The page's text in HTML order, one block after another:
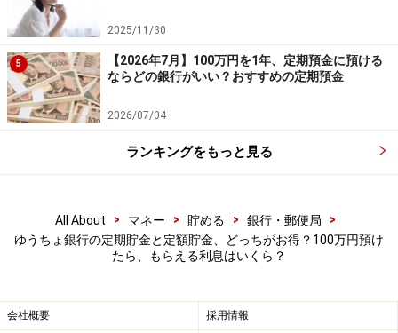
ます。以下の利息額は、全て税引後（受け取り金額）と
なっています。
【定期貯金】
・3年：金利0.35％・半年複利……約8404円
・5年：金利0.4％・半年複利……約1万6081円
・3年：金利0.32％・半年複利……約7681円
・5年：金利0.32％・半年複利……約1万2842円
2025/11/30
5
【2026年7月】100万円を1年、定期預金に預ける
ならどの銀行がいい？おすすめの定期預金
2026/07/04
ランキングをもっと見る
All About > マネー > 貯める > 銀行・郵便局
>
ゆうちょ銀行の定期貯金と定額貯金、どっちがお得？100万円預け
たら、もらえる利息はいくら？
会社概要 採用情報